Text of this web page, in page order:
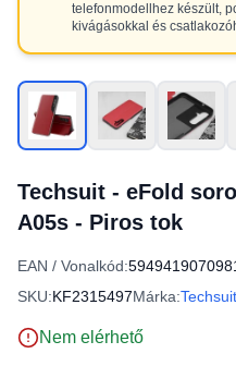
telefonmodellhez készült,
kivágásokkal és
Techsuit - eFold
A05s - Piros tok
EAN / Vonalkód:
SKU:KF2315497Márka:Techsuit
Nem elérhető